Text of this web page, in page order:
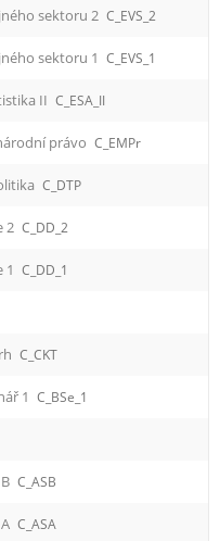
sektoru 2 C_EVS_2
sektoru 1 C_EVS_1
II C_ESA_II
právo C_EMPr
C_DTP
2 C_DD_2
1 C_DD_1
C_CKT
1 C_BSe_1
C_ASB
C_ASA